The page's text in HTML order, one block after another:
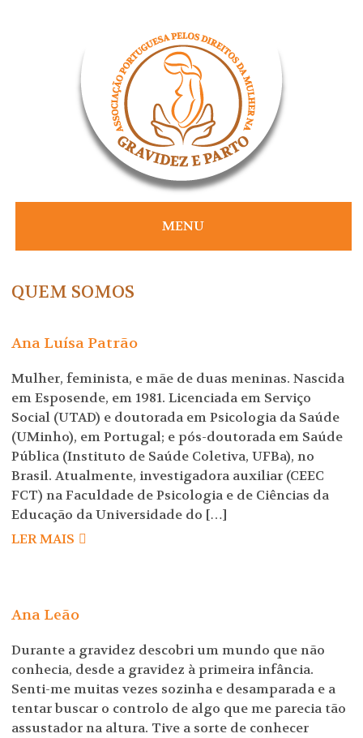
MENU
QUEM SOMOS
Ana Luísa Patrão
Mulher, feminista, e mãe de duas meninas. Nascida
em Esposende, em 1981. Licenciada em Serviço
Social (UTAD) e doutorada em Psicologia da Saúde
(UMinho), em Portugal; e pós-doutorada em Saúde
Pública (Instituto de Saúde Coletiva, UFBa), no
Brasil. Atualmente, investigadora auxiliar (CEEC
FCT) na Faculdade de Psicologia e de Ciências da
Educação da Universidade do […]
LER MAIS
Ana Leão
Durante a gravidez descobri um mundo que não
conhecia, desde a gravidez à primeira infância.
Senti-me muitas vezes sozinha e desamparada e a
tentar buscar o controlo de algo que me parecia tão
assustador na altura. Tive a sorte de conhecer